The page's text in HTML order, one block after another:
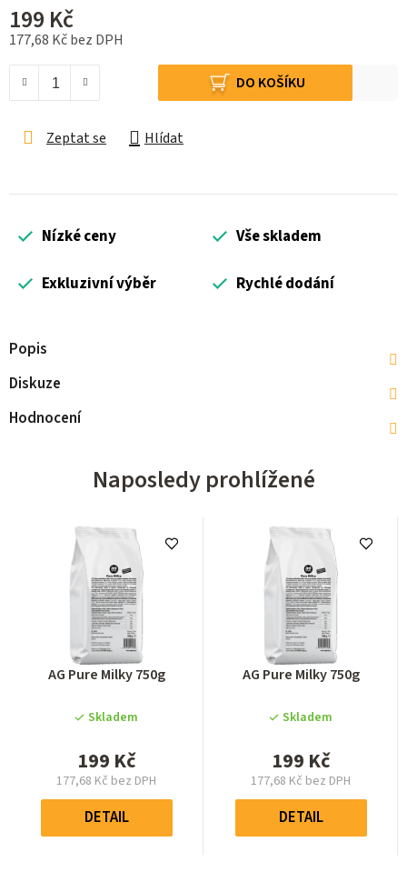
199 Kč
177,68 Kč bez DPH
DO KOŠÍKU
Zeptat se Hlídat
Nízké ceny Vše skladem
Exkluzivní výběr Rychlé dodání
Popis
Diskuze
Hodnocení
Naposledy prohlížené
Průměrné
produktu
0,0
z
hvězdiček.
AG Pure Milky 750g
Skladem
199 Kč
177,68 Kč bez DPH
Měrná
cena:
DETAIL
Průměrné
produktu
0,0
z
hvězdiček.
AG Pure Milky 750g
Skladem
199 Kč
177,68 Kč bez DPH
Měrná
cena:
DETAIL